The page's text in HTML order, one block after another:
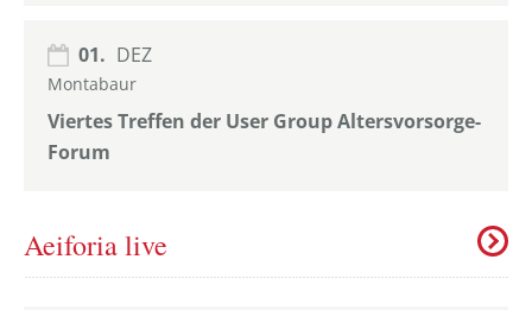
01. DEZ
Montabaur
Viertes Treffen der User Group Altersvorsorge-
Forum
Aeiforia live